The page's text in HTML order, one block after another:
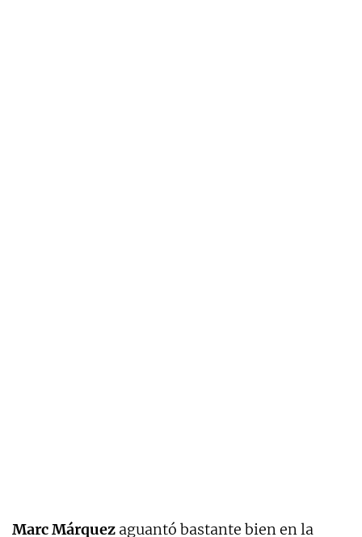
Marc Márquez aguantó bastante bien en la